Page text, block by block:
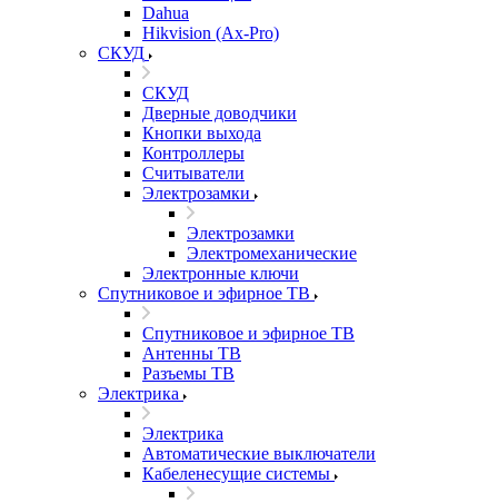
Dahua
Hikvision (Ax-Pro)
СКУД
СКУД
Дверные доводчики
Кнопки выхода
Контроллеры
Считыватели
Электрозамки
Электрозамки
Электромеханические
Электронные ключи
Спутниковое и эфирное ТВ
Спутниковое и эфирное ТВ
Антенны ТВ
Разъемы ТВ
Электрика
Электрика
Автоматические выключатели
Кабеленесущие системы